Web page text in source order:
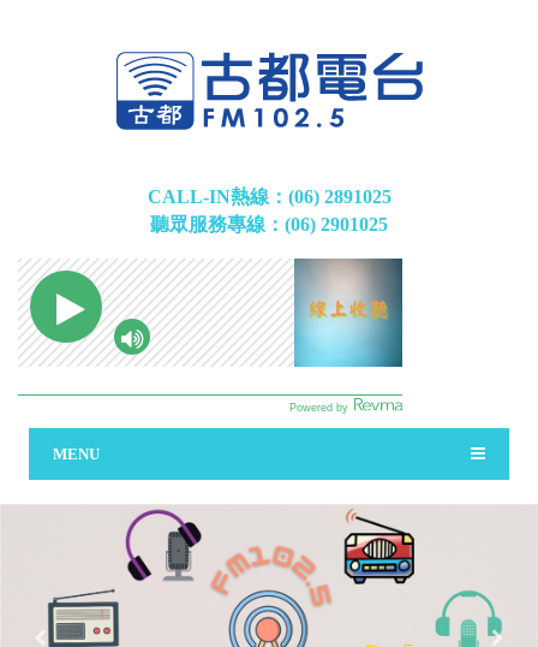
CALL-IN熱線：(06) 2891025
聽眾服務專線：(06) 2901025
MENU